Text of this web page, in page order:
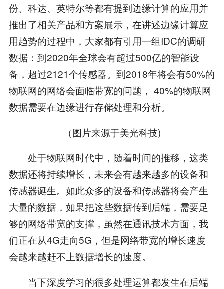
份、科达、英特尔等都有提到边缘计算的应用并
推出了相关产品和方案展示，在讲述边缘计算应
用趋势的过程中，大家都有引用一组IDC的调研
数据：到2020年全球会有超过500亿的智能设
备，超过2121个传感器。到2018年将会有50%的
物联网的网络会面临带宽的问题， 40%的物联网
数据需要在边缘进行存储处理和分析。
（图片来源于美光科技)
处于物联网时代中，随着时间的推移，这类
数据还将持续增长，未来会有越来越多的设备和
传感器诞生。如此众多的设备和传感器将会产生
大量的数据，如果把这些数据传到后端，需要足
够的网络带宽的支撑，虽然在通讯技术方面，我
们正在从4G走向5G，但是网络带宽的增长速度
会越来越赶不上数据增长的速度。
当下深度学习的很多处理运算都发生在后端